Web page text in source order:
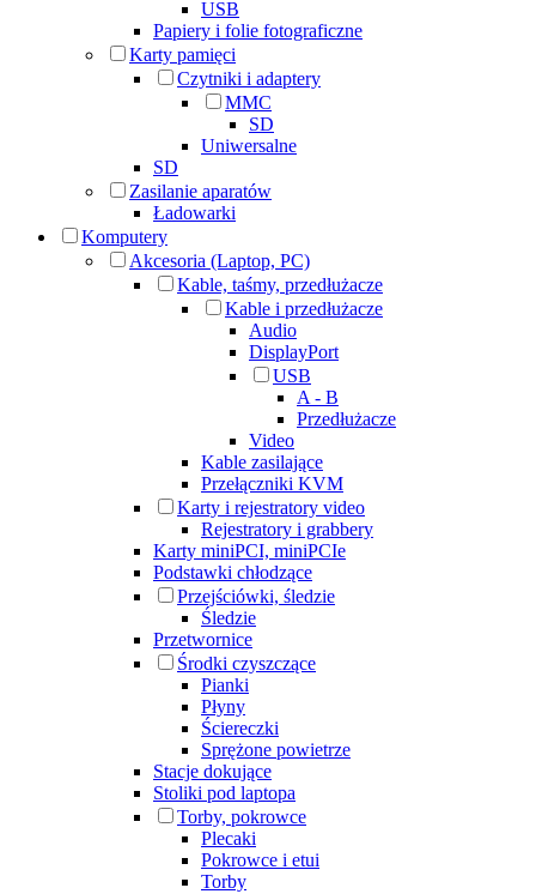
USB
Papiery i folie fotograficzne
Karty pamięci
Czytniki i adaptery
MMC
SD
Uniwersalne
SD
Zasilanie aparatów
Ładowarki
Komputery
Akcesoria (Laptop, PC)
Kable, taśmy, przedłużacze
Kable i przedłużacze
Audio
DisplayPort
USB
A - B
Przedłużacze
Video
Kable zasilające
Przełączniki KVM
Karty i rejestratory video
Rejestratory i grabbery
Karty miniPCI, miniPCIe
Podstawki chłodzące
Przejściówki, śledzie
Śledzie
Przetwornice
Środki czyszczące
Pianki
Płyny
Ściereczki
Sprężone powietrze
Stacje dokujące
Stoliki pod laptopa
Torby, pokrowce
Plecaki
Pokrowce i etui
Torby